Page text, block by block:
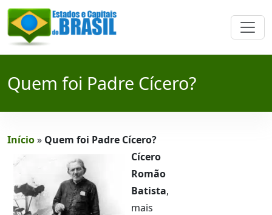
Quem foi Padre Cícero?
Início» Quem foi Padre Cícero?
Cícero
Romão
Batista,
mais